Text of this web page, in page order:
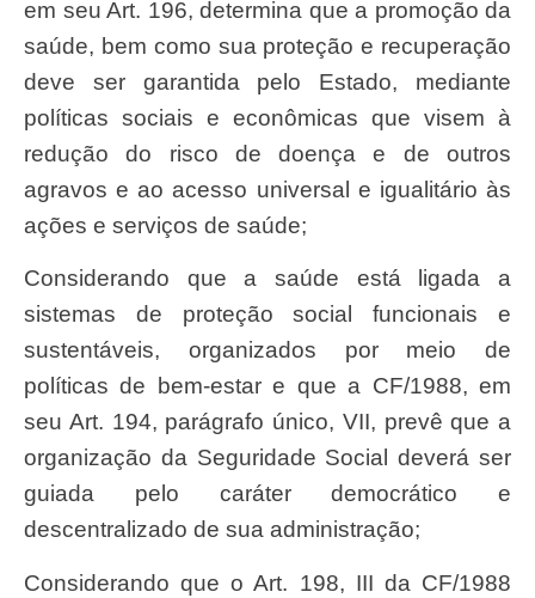
em seu Art. 196, determina que a promoção da
saúde, bem como sua proteção e recuperação
deve ser garantida pelo Estado, mediante
políticas sociais e econômicas que visem à
redução do risco de doença e de outros
agravos e ao acesso universal e igualitário às
ações e serviços de saúde;
considerando que a saúde está ligada a
sistemas de proteção social funcionais e
sustentáveis, organizados por meio de
políticas de bem-estar e que a CF/1988, em
seu Art. 194, parágrafo único, VII, prevê que a
organização da Seguridade Social deverá ser
guiada pelo caráter democrático e
descentralizado de sua administração;
considerando que o Art. 198, III da CF/1988